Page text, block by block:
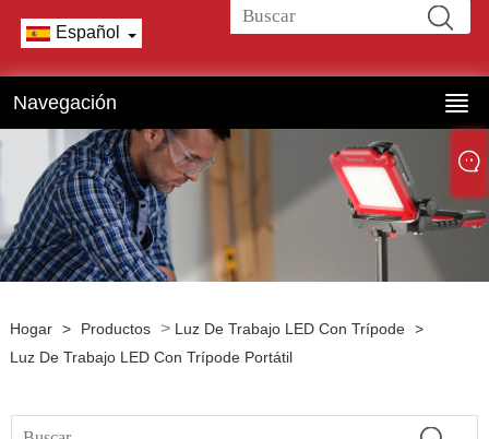
Español
Navegación
Hogar > Productos > Luz De Trabajo LED Con Trípode >
Luz De Trabajo LED Con Trípode Portátil